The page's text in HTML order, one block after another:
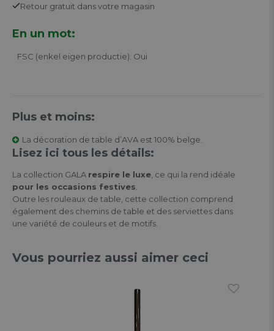
Retour gratuit dans votre magasin
En un mot:
FSC (enkel eigen productie): Oui
Plus et moins:
La décoration de table d’AVA est 100% belge.
Lisez ici tous les détails:
La collection GALA respire le luxe , ce qui la rend idéale
pour les occasions festives
Outre les rouleaux de table, cette collection comprend
également des chemins de table et des serviettes dans
une variété de couleurs et de motifs.
Vous pourriez aussi aimer ceci